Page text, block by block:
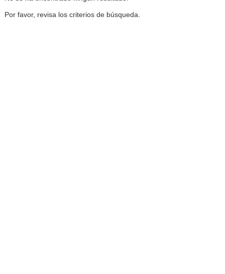
Por favor, revisa los criterios de búsqueda.